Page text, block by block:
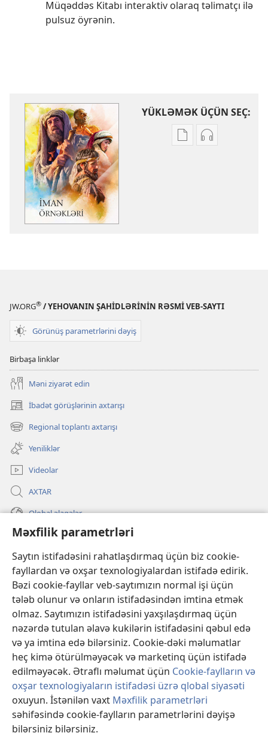
Məxfilik parametrləri
Saytın istifadəsini rahatlaşdırmaq üçün biz cookie-
fayllardan və oxşar texnologiyalardan istifadə edirik.
Bəzi cookie-fayllar veb-saytımızın normal işi üçün
tələb olunur və onların istifadəsindən imtina etmək
olmaz. Saytımızın istifadəsini yaxşılaşdırmaq üçün
nəzərdə tutulan əlavə kukilərin istifadəsini qəbul edə
və ya imtina edə bilərsiniz. Cookie-dəki məlumatlar
heç kimə ötürülməyəcək və marketinq üçün istifadə
edilməyəcək. Ətraflı məlumat üçün Cookie-faylların və
oxşar texnologiyaların istifadəsi üzrə qlobal siyasəti
oxuyun. İstənilən vaxt Məxfilik parametrləri
səhifəsində cookie-faylların parametrlərini dəyişə
bilərsiniz bilərsiniz.
Müqəddəs Kitabı interaktiv olaraq təlimatçı ilə
pulsuz öyrənin.
YÜKLƏMƏK ÜÇÜN SEÇ:
NəşrləriAudioyazıları
JW.ORG® / YEHOVANIN ŞAHİDLƏRİNİN RƏSMİ VEB-SAYTI
Görünüş parametrlərini dəyiş
Birbaşa linklər
Məni ziyarət edin
İbadət görüşlərinin axtarışı
(yeni
pəncərə
açılır)
Regional toplantı axtarışı
(yeni
pəncərə
açılır)
Yeniliklər
Videolar
AXTAR
Qlobal əlaqələr
KÖMƏK
(yeni
pəncərə
Gözətçi qülləsinin ONLAYN KİTABXANASI™
(yeni
pəncərə
açılır) JW Hub
(yeni
pəncərə
açılır)
«JW Library»®
Copyright© 2026 Watch Tower Bible and Tract Society of Pennsylvania.
İSTİFADƏ ŞƏRTLƏRİ